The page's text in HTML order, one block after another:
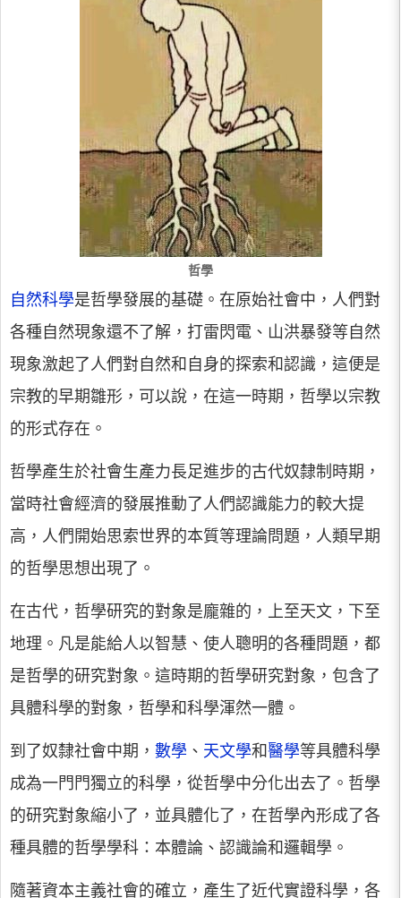
哲學
自然科學是哲學發展的基礎。在原始社會中，人們對
各種自然現象還不了解，打雷閃電、山洪暴發等自然
現象激起了人們對自然和自身的探索和認識，這便是
宗教的早期雛形，可以說，在這一時期，哲學以宗教
的形式存在。
哲學產生於社會生產力長足進步的古代奴隸制時期，
當時社會經濟的發展推動了人們認識能力的較大提
高，人們開始思索世界的本質等理論問題，人類早期
的哲學思想出現了。
在古代，哲學研究的對象是龐雜的，上至天文，下至
地理。凡是能給人以智慧、使人聰明的各種問題，都
是哲學的研究對象。這時期的哲學研究對象，包含了
具體科學的對象，哲學和科學渾然一體。
到了奴隸社會中期， 數學 、 天文學和醫學等具體科學
成為一門門獨立的科學，從哲學中分化出去了。哲學
的研究對象縮小了，並具體化了，在哲學內形成了各
種具體的哲學學科：本體論、認識論和邏輯學。
隨著資本主義社會的確立，產生了近代實證科學，各